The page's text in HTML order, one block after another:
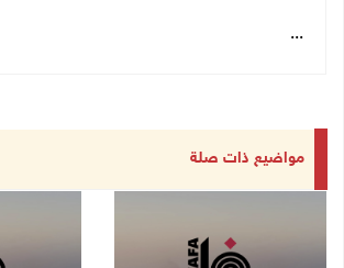
...
مواضيع ذات صلة